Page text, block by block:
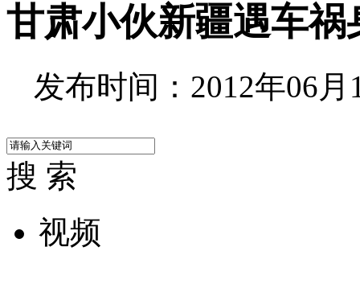
甘肃小伙新疆遇车
发布时间：2012年06月
搜 索
视频